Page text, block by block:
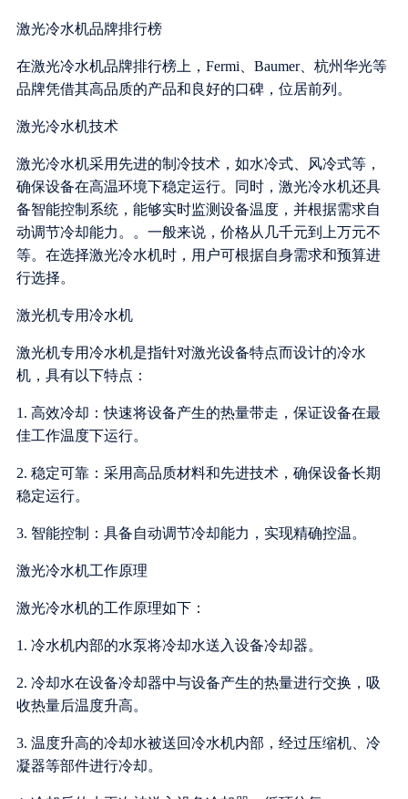
激光冷水机品牌排行榜
在激光冷水机品牌排行榜上，Fermi、Baumer、杭州华光等
品牌凭借其高品质的产品和良好的口碑，位居前列。
激光冷水机技术
激光冷水机采用先进的制冷技术，如水冷式、风冷式等，
确保设备在高温环境下稳定运行。同时，激光冷水机还具
备智能控制系统，能够实时监测设备温度，并根据需求自
动调节冷却能力。。一般来说，价格从几千元到上万元不
等。在选择激光冷水机时，用户可根据自身需求和预算进
行选择。
激光机专用冷水机
激光机专用冷水机是指针对激光设备特点而设计的冷水
机，具有以下特点：
1. 高效冷却：快速将设备产生的热量带走，保证设备在最
佳工作温度下运行。
2. 稳定可靠：采用高品质材料和先进技术，确保设备长期
稳定运行。
3. 智能控制：具备自动调节冷却能力，实现精确控温。
激光冷水机工作原理
激光冷水机的工作原理如下：
1. 冷水机内部的水泵将冷却水送入设备冷却器。
2. 冷却水在设备冷却器中与设备产生的热量进行交换，吸
收热量后温度升高。
3. 温度升高的冷却水被送回冷水机内部，经过压缩机、冷
凝器等部件进行冷却。